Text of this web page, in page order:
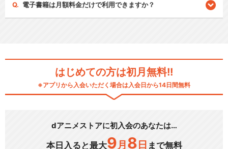
電子書籍は月額料金だけで利用できますか？
はじめての方は初月無料!!
※アプリから入会いただく場合は入会日から14日間無料
dアニメストアに初入会のあなたは…
本日入ると最大9 月 8 日 まで無料